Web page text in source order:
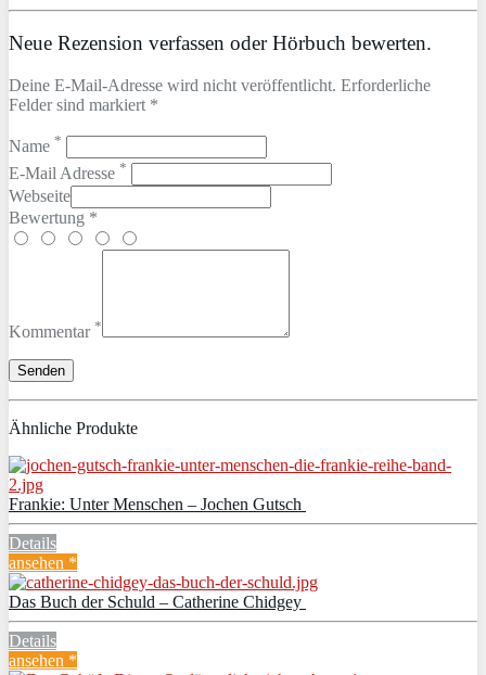
Neue Rezension verfassen oder Hörbuch bewerten.
Deine E-Mail-Adresse wird nicht veröffentlicht. Erforderliche
Felder sind markiert *
Name *
E-Mail Adresse *
Webseite
Bewertung *
Kommentar *
Ähnliche Produkte
Frankie: Unter Menschen – Jochen Gutsch
Details
ansehen *
Das Buch der Schuld – Catherine Chidgey
Details
ansehen *